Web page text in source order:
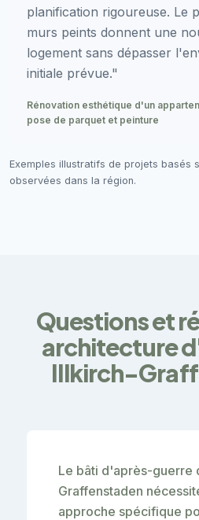
planification rigoureuse. Le
murs peints donnent une
logement sans dépasser
initiale prévue."
Rénovation esthétique d'un
pose de parquet et peinture
Exemples illustratifs de projets basés
observées dans la région.
Questions et
architecture
Illkirch-
Le bâti d'après-guerre
Graffenstaden
approche spécifique